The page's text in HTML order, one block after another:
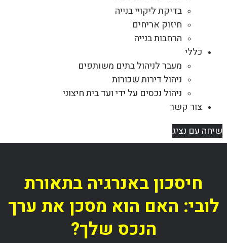
בדיקת ליקויי בנייה
חיזוק אריחים
הרחבות בנייה
כללי
מעבר לניהול בתים משותפים
ניהול דירות שכורות
ניהול נכסים על ידי ועד בית חיצוני
צור קשר
שיחה עם נציג
חיסכון באנרגיה בתאורת
לובי: האם הוא מסכן את ערך
הנכס שלך?